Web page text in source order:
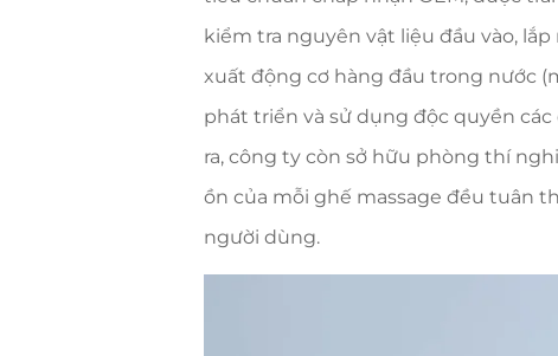
kiểm tra nguyên vật liệu đầu vào,
xuất động cơ hàng đầu trong nước
phát triển và sử dụng độc quyền
ra, công ty còn sở hữu phòng thí
ồn của mỗi ghế massage đều tuân
người dùng.